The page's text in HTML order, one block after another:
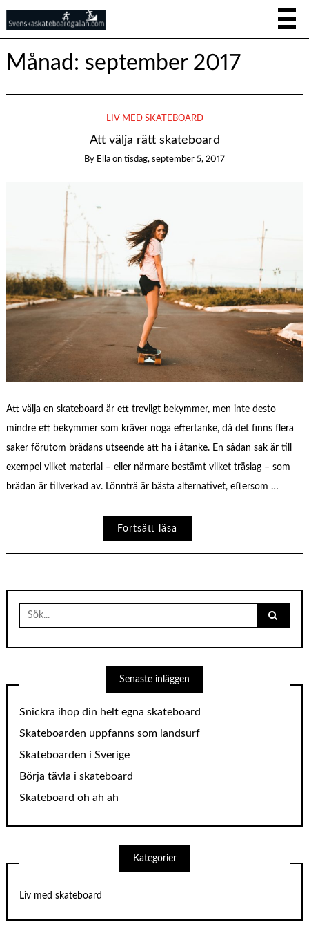
Månad: september 2017
LIV MED SKATEBOARD
Att välja rätt skateboard
By Ella on tisdag, september 5, 2017
Att välja en skateboard är ett trevligt bekymmer, men inte desto
mindre ett bekymmer som kräver noga eftertanke, då det finns flera
saker förutom brädans utseende att ha i åtanke. En sådan sak är till
exempel vilket material – eller närmare bestämt vilket träslag – som
brädan är tillverkad av. Lönnträ är bästa alternativet, eftersom …
Fortsätt läsa
for:
Senaste inläggen
Snickra ihop din helt egna skateboard
Skateboarden uppfanns som landsurf
Skateboarden i Sverige
Börja tävla i skateboard
Skateboard oh ah ah
Kategorier
Liv med skateboard